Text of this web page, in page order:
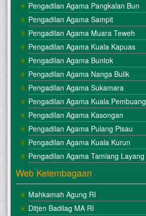
Pengadilan Agama Pangkalan Bun
Pengadilan Agama Sampit
Pengadilan Agama Muara Teweh
Pengadilan Agama Kuala Kapuas
Pengadilan Agama Buntok
Pengadilan Agama Nanga Bulik
Pengadilan Agama Sukamara
Pengadilan Agama Kuala Pembuang
Pengadilan Agama Kasongan
Pengadilan Agama Pulang Pisau
Pengadilan Agama Kuala Kurun
Pengadilan Agama Tamiang Layang
Web Kelembagaan
Mahkamah Agung RI
Ditjen Badilag MA RI